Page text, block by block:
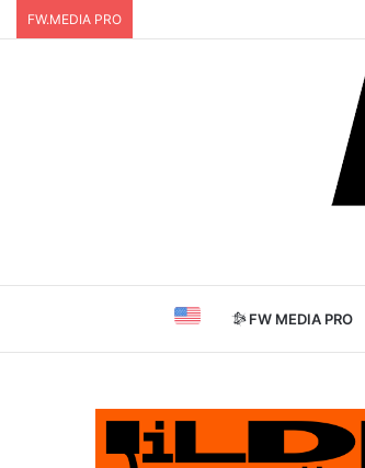
FW.MEDIA PRO
FW MEDIA PRO